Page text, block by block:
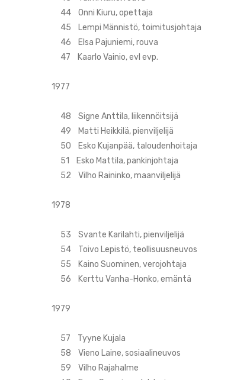
44 Onni Kiuru, opettaja
45 Lempi Männistö, toimitusjohtaja
46 Elsa Pajuniemi, rouva
47 Kaarlo Vainio, evl evp.
1977
48 Signe Anttila, liikennöitsijä
49 Matti Heikkilä, pienviljelijä
50 Esko Kujanpää, taloudenhoitaja
51 Esko Mattila, pankinjohtaja
52 Vilho Raininko, maanviljelijä
1978
53 Svante Karilahti, pienviljelijä
54 Toivo Lepistö, teollisuusneuvos
55 Kaino Suominen, verojohtaja
56 Kerttu Vanha-Honko, emäntä
1979
57 Tyyne Kujala
58 Vieno Laine, sosiaalineuvos
59 Vilho Rajahalme